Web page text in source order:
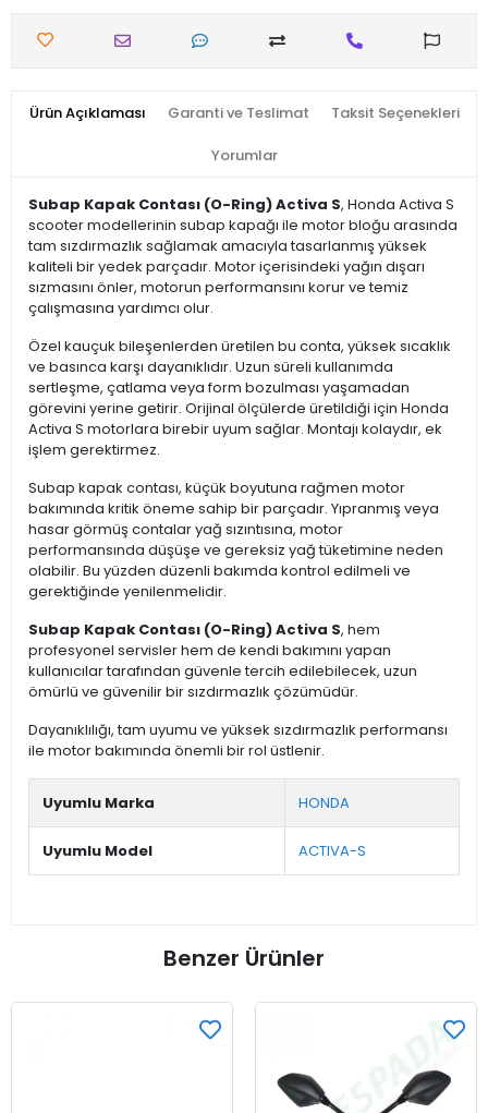
Ürün Açıklaması Garanti ve Teslimat Taksit Seçenekleri
Yorumlar
Subap Kapak Contası (O-Ring) Activa S, Honda Activa S
scooter modellerinin subap kapağı ile motor bloğu arasında
tam sızdırmazlık sağlamak amacıyla tasarlanmış yüksek
kaliteli bir yedek parçadır. Motor içerisindeki yağın dışarı
sızmasını önler, motorun performansını korur ve temiz
çalışmasına yardımcı olur.
Özel kauçuk bileşenlerden üretilen bu conta, yüksek sıcaklık
ve basınca karşı dayanıklıdır. Uzun süreli kullanımda
sertleşme, çatlama veya form bozulması yaşamadan
görevini yerine getirir. Orijinal ölçülerde üretildiği için Honda
Activa S motorlara birebir uyum sağlar. Montajı kolaydır, ek
işlem gerektirmez.
Subap kapak contası, küçük boyutuna rağmen motor
bakımında kritik öneme sahip bir parçadır. Yıpranmış veya
hasar görmüş contalar yağ sızıntısına, motor
performansında düşüşe ve gereksiz yağ tüketimine neden
olabilir. Bu yüzden düzenli bakımda kontrol edilmeli ve
gerektiğinde yenilenmelidir.
Subap Kapak Contası (O-Ring) Activa S, hem
profesyonel servisler hem de kendi bakımını yapan
kullanıcılar tarafından güvenle tercih edilebilecek, uzun
ömürlü ve güvenilir bir sızdırmazlık çözümüdür.
Dayanıklılığı, tam uyumu ve yüksek sızdırmazlık performansı
ile motor bakımında önemli bir rol üstlenir.
Uyumlu Marka HONDA
Uyumlu Model ACTIVA-S
Benzer Ürünler